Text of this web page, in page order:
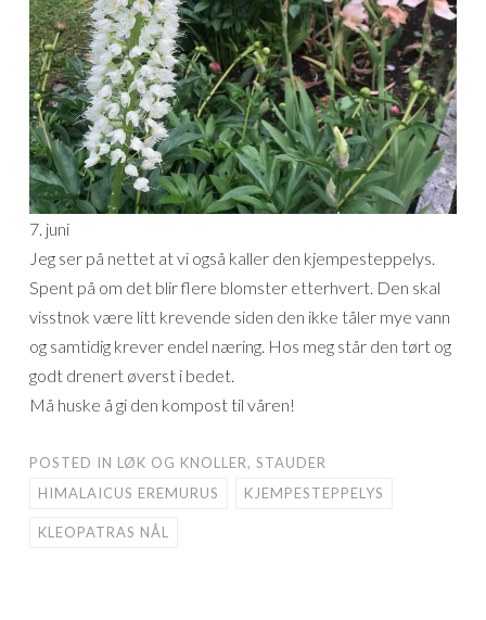
7. juni
Jeg ser på nettet at vi også kaller den kjempesteppelys.
Spent på om det blir flere blomster etterhvert. Den skal
visstnok være litt krevende siden den ikke tåler mye vann
og samtidig krever endel næring. Hos meg står den tørt og
godt drenert øverst i bedet.
Må huske å gi den kompost til våren!
POSTED IN LØK OG KNOLLER, STAUDER
HIMALAICUS EREMURUS
KJEMPESTEPPELYS
KLEOPATRAS NÅL